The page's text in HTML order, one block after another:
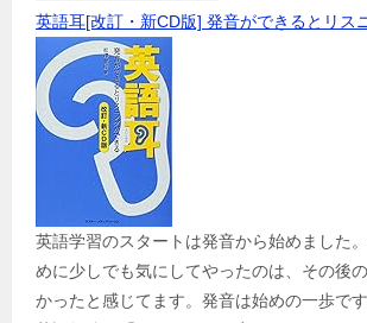
英語耳[改訂・新CD版] 発音ができるとリス
英語学習のスタートは発音から始めました
めに少しでも気にしてやったのは、その後
かったと感じてます。発音は始めの一歩です